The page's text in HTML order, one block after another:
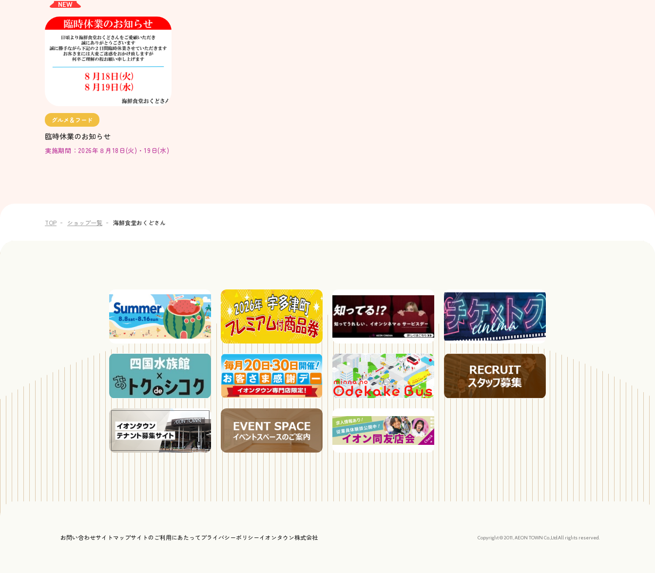
NEW
グルメ＆フード
臨時休業のお知らせ
実施期間：2026年８月18日(火)・19日(水)
TOP ショップ一覧 海鮮食堂おくどさん
お問い合わせサイトマップサイトのご利用にあたって プライバシーポリシーイオンタウン株式会社 Copyright © 2011, AEON TOWN Co.,Ltd.All rights reserved.